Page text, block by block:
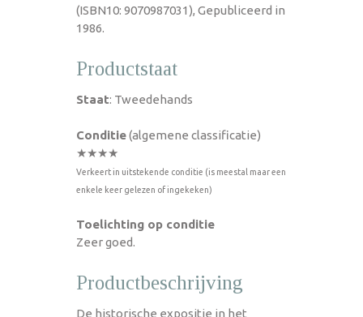
(ISBN10: 9070987031), Gepubliceerd in
1986.
Productstaat
Staat: Tweedehands
Conditie(algemene classificatie)
★★★★
Verkeert in uitstekende conditie (is meestal maar een
enkele keer gelezen of ingekeken)
Toelichting op conditie
Zeer goed.
Productbeschrijving
De historische expositie in het